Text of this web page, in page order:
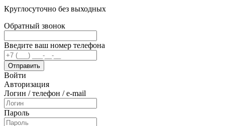
Круглосуточно без выходных
Обратный звонок
Введите ваш номер телефона
Войти
Авторизация
Логин / телефон / e-mail
Пароль